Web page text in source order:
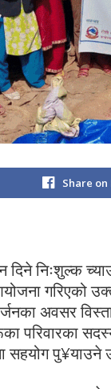
Share on
दिने निःशुल्क
अवसर
परिवारका
पु¥याउने